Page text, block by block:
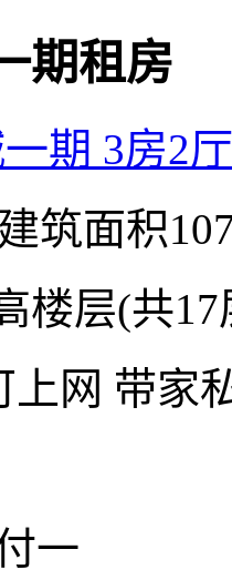
期租房
期 3房2
建筑面积
楼层(共
上网 带家
一